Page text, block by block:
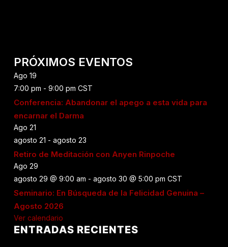
PRÓXIMOS EVENTOS
Ago 19
7:00 pm - 9:00 pm CST
Conferencia: Abandonar el apego a esta vida para
encarnar el Darma
Ago 21
agosto 21 - agosto 23
Retiro de Meditación con Anyen Rinpoche
Ago 29
agosto 29 @ 9:00 am - agosto 30 @ 5:00 pm CST
Seminario: En Búsqueda de la Felicidad Genuina –
Agosto 2026
Ver calendario
ENTRADAS RECIENTES